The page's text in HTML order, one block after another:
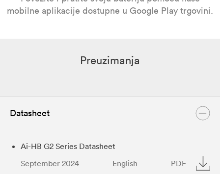
mobilne aplikacije dostupne u Google Play trgovini.
Preuzimanja
Datasheet
Ai-HB G2 Series Datasheet
September 2024
English
PDF